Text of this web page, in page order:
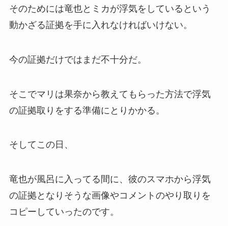
そのためには竜也とミカが浮気をしているという
動かざる証拠を手に入れなければいけない。
今の証拠だけではまだ不十分だ。
そこでマリは果奈から教えてもらった方法で浮気
の証拠取りをする準備にとりかかる。
そしてこの日、
竜也が風呂に入ってる間に、彼のスマホから浮気
の証拠となりそうな画像やコメントのやり取りを
コピーしていったのです。